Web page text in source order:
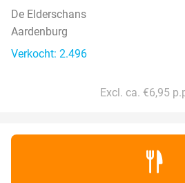
De Elderschans
Aardenburg
Verkocht: 2.496
Excl. ca. €6,95